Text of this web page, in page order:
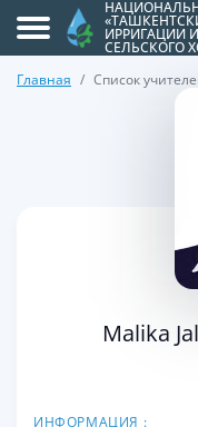
ИРРИГАЦИИ
СЕЛЬСКОГО
Главная Список
Malika
ИНФОРМАЦИЯ :